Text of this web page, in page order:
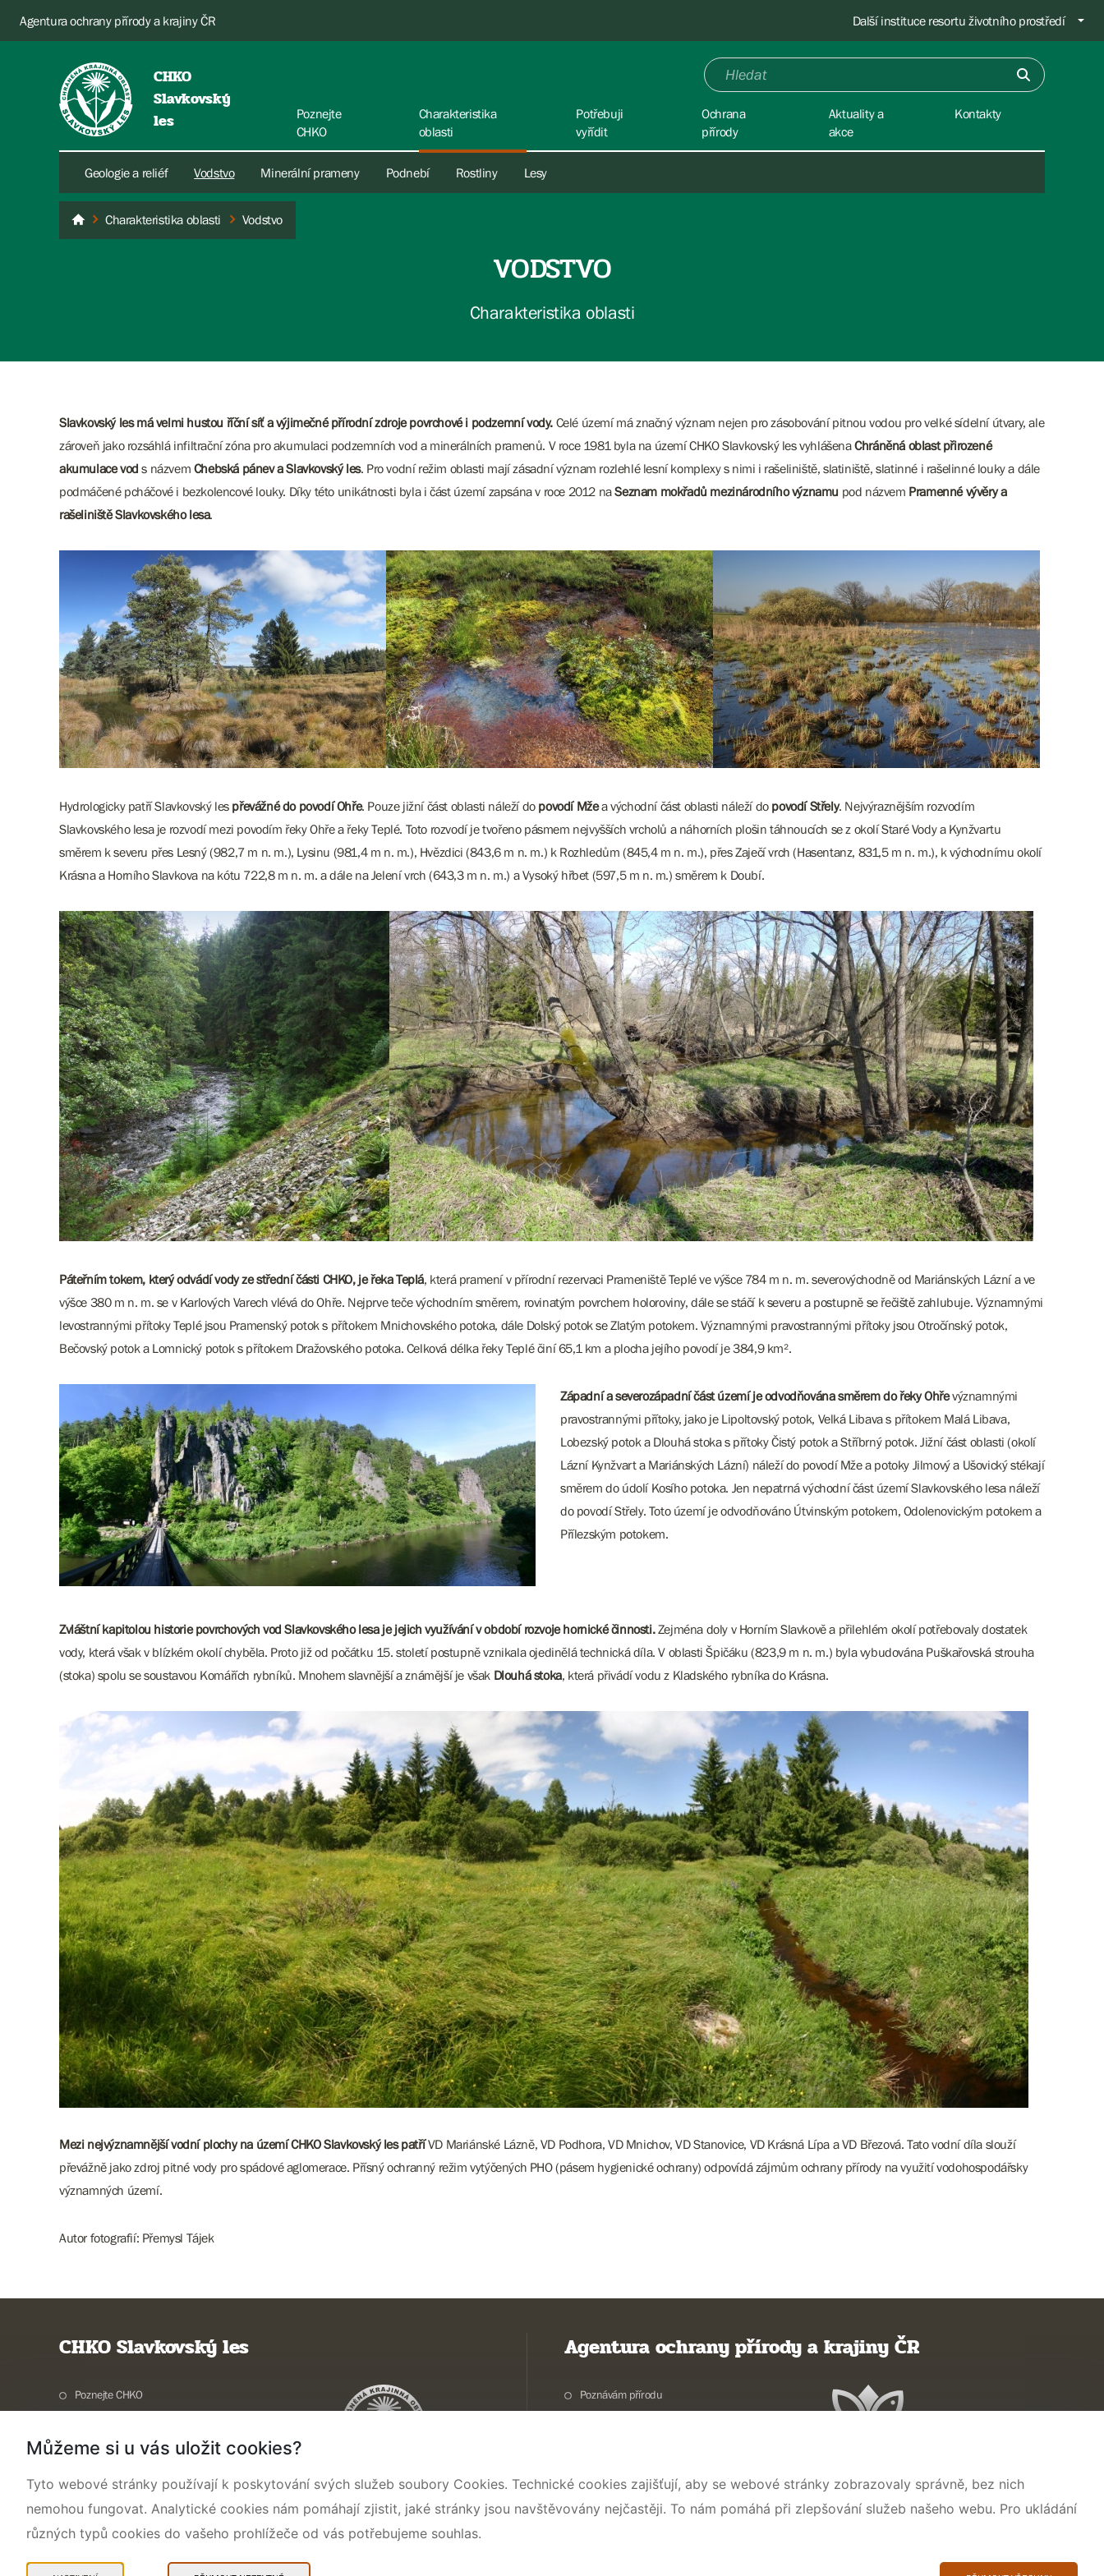
Agentura ochrany přírody a krajiny ČR Další instituce resortu životního prostředí
CHKO
Slavkovský
les
Poznejte
CHKO
Charakteristika
oblasti
Geologie a reliéf Vodstvo Minerální prameny Podnebí Rostliny Lesy
Potřebuji
vyřídit
Ochrana
přírody
Aktuality a
akce
Kontakty
Slavkovský les
Charakteristika oblasti Vodstvo
VODSTVO
Charakteristika oblasti
Slavkovský les má velmi hustou říční síť a výjimečné přírodní zdroje povrchové i podzemní vody. Celé území má značný význam nejen pro zásobování pitnou vodou pro velké sídelní útvary, ale
zároveň jako rozsáhlá infiltrační zóna pro akumulaci podzemních vod a minerálních pramenů. V roce 1981 byla na území CHKO Slavkovský les vyhlášenaChráněná oblast přirozené
akumulace vod s názvem Chebská pánev a Slavkovský les. Pro vodní režim oblasti mají zásadní význam rozlehlé lesní komplexy s nimi i rašeliniště, slatiniště, slatinné i rašelinné louky a dále
podmáčené pcháčové i bezkolencové louky. Díky této unikátnosti byla i část území zapsána v roce 2012 naSeznam mokřadů mezinárodního významu pod názvem Pramenné vývěry a
rašeliniště Slavkovského lesa.
Hydrologicky patří Slavkovský les převážné do povodí Ohře. Pouze jižní část oblasti náleží do povodí Mžea východní část oblasti náleží do povodí Střely. Nejvýraznějším rozvodím
Slavkovského lesa je rozvodí mezi povodím řeky Ohře a řeky Teplé. Toto rozvodí je tvořeno pásmem nejvyšších vrcholů a náhorních plošin táhnoucích se z okolí Staré Vody a Kynžvartu
směrem k severu přes Lesný (982,7 m n. m.), Lysinu (981,4 m n. m.), Hvězdici (843,6 m n. m.) k Rozhledům (845,4 m n. m.), přes Zaječí vrch (Hasentanz, 831,5 m n. m.), k východnímu okolí
Krásna a Horního Slavkova na kótu 722,8 m n. m. a dále na Jelení vrch (643,3 m n. m.) a Vysoký hřbet (597,5 m n. m.) směrem k Doubí.
Páteřním tokem, který odvádí vody ze střední části CHKO, je řeka Teplá, která pramení v přírodní rezervaci Prameniště Teplé ve výšce 784 m n. m. severovýchodně od Mariánských Lázní a ve
výšce 380 m n. m. se v Karlových Varech vlévá do Ohře. Nejprve teče východním směrem, rovinatým povrchem holoroviny, dále se stáčí k severu a postupně se řečiště zahlubuje. Významnými
levostrannými přítoky Teplé jsou Pramenský potok s přítokem Mnichovského potoka, dále Dolský potok se Zlatým potokem. Významnými pravostrannými přítoky jsou Otročínský potok,
Bečovský potok a Lomnický potok s přítokem Dražovského potoka. Celková délka řeky Teplé činí 65,1 km a plocha jejího povodí je 384,9 km².
Západní a severozápadní část území je odvodňována směrem do řeky Ohřevýznamnými
pravostrannými přítoky, jako je Lipoltovský potok, Velká Libava s přítokem Malá Libava,
Lobezský potok a Dlouhá stoka s přítoky Čistý potok a Stříbrný potok. Jižní část oblasti (okolí
Lázní Kynžvart a Mariánských Lázní) náleží do povodí Mže a potoky Jilmový a Ušovický stékají
směrem do údolí Kosího potoka. Jen nepatrná východní část území Slavkovského lesa náleží
do povodí Střely. Toto území je odvodňováno Útvinským potokem, Odolenovickým potokem a
Přílezským potokem.
Zvláštní kapitolou historie povrchových vod Slavkovského lesa je jejich využívání v období rozvoje hornické činnosti.Zejména doly v Horním Slavkově a přilehlém okolí potřebovaly dostatek
vody, která však v blízkém okolí chyběla. Proto již od počátku 15. století postupně vznikala ojedinělá technická díla. V oblasti Špičáku (823,9 m n. m.) byla vybudována Puškařovská strouha
(stoka) spolu se soustavou Komářích rybníků. Mnohem slavnější a známější je však Dlouhá stoka, která přivádí vodu z Kladského rybníka do Krásna.
Mezi nejvýznamnější vodní plochy na území CHKO Slavkovský les patříVD Mariánské Lázně, VD Podhora, VD Mnichov, VD Stanovice, VD Krásná Lípa a VD Březová. Tato vodní díla slouží
převážně jako zdroj pitné vody pro spádové aglomerace. Přísný ochranný režim vytýčených PHO (pásem hygienické ochrany) odpovídá zájmům ochrany přírody na využití vodohospodářsky
významných území.
Autor fotografií: Přemysl Tájek
CHKO Slavkovský les
Poznejte CHKO
Ochrana přírody
Aktuality a akce
Kontakty
Agentura ochrany přírody a krajiny ČR
Poznávám přírodu
Dokumentujeme přírodu
O nás
Můžeme si u vás uložit cookies?
Tyto webové stránky používají k poskytování svých služeb soubory Cookies. Technické cookies zajišťují, aby se webové stránky zobrazovaly správně, bez nich
nemohou fungovat. Analytické cookies nám pomáhají zjistit, jaké stránky jsou navštěvovány nejčastěji. To nám pomáhá při zlepšování služeb našeho webu. Pro ukládání
různých typů cookies do vašeho prohlížeče od vás potřebujeme souhlas.